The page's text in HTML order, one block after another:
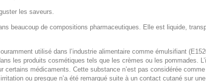
les saveurs.
beaucoup de compositions pharmaceutiques. Elle est liquide,
utilisé dans l’industrie alimentaire comme émulsifiant
les produits cosmétiques tels que les crèmes ou les pommades.
certains médicaments. Cette substance n’est pas considérée
ou presque n’a été remarqué suite à un contact cutané sur